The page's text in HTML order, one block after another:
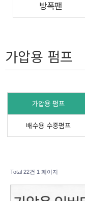
방폭팬
가압용 펌프
가압용 펌프
배수용 수중펌프
Total 22건 1 페이지